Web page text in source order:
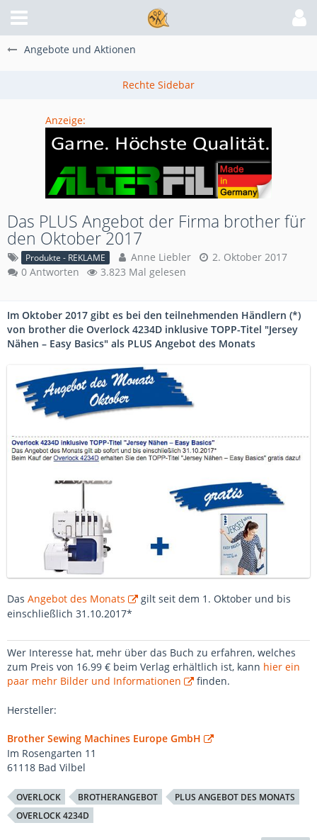
Angebote und Aktionen
Anzeige:
Das PLUS Angebot der Firma brother für
den Oktober 2017
Produkte - REKLAME Anne Liebler
2. Oktober 2017
0 Antworten
3.823 Mal gelesen
Im Oktober 2017 gibt es bei den teilnehmenden Händlern (*)
von brother die Overlock 4234D inklusive TOPP-Titel "Jersey
Nähen – Easy Basics" als PLUS Angebot des Monats
Das Angebot des Monats
gilt seit dem 1. Oktober und bis
einschließlich 31.10.2017*
Wer Interesse hat, mehr über das Buch zu erfahren, welches
zum Preis von 16.99 € beim Verlag erhältlich ist, kann hier ein
paar mehr Bilder und Informationen
finden.
Hersteller:
Brother Sewing Machines Europe GmbH
Im Rosengarten 11
61118 Bad Vilbel
OVERLOCK BROTHERANGEBOT
PLUS ANGEBOT DES MONATS
OVERLOCK 4234D